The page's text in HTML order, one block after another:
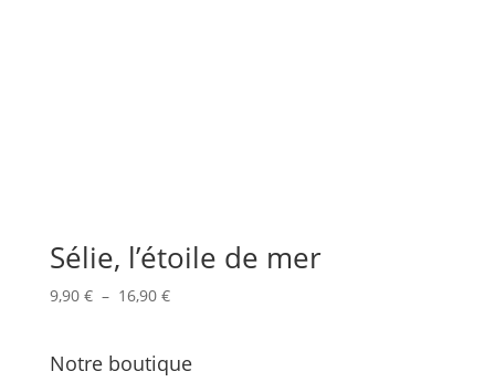
Sélie, l’étoile de mer
9,90 € – 16,90 €Plage
9,90 €
Notre boutique